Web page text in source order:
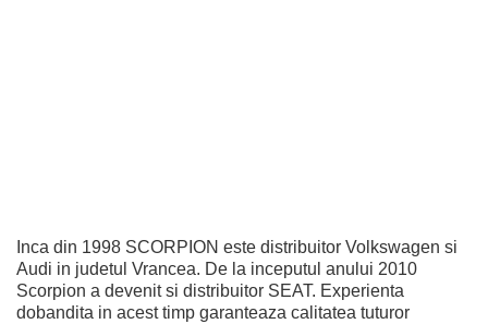
Inca din 1998 SCORPION este distribuitor Volkswagen si
Audi in judetul Vrancea. De la inceputul anului 2010
Scorpion a devenit si distribuitor SEAT. Experienta
dobandita in acest timp garanteaza calitatea tuturor